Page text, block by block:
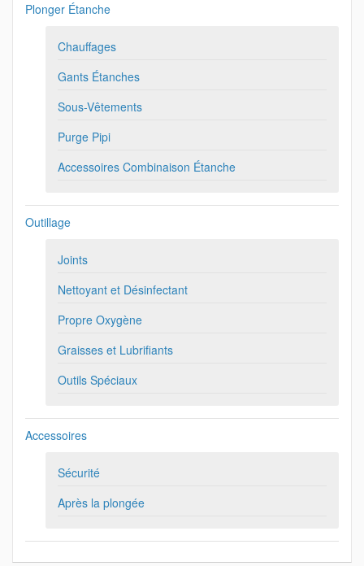
Plonger Étanche
Chauffages
Gants Étanches
Sous-Vêtements
Purge Pipi
Accessoires Combinaison Étanche
Outillage
Joints
Nettoyant et Désinfectant
Propre Oxygène
Graisses et Lubrifiants
Outils Spéciaux
Accessoires
Sécurité
Après la plongée